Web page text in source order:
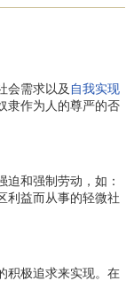
会需求以及 自我实现
隶作为人的尊严的否
和强制劳动，如：
利益而从事的轻微社
积极追求来实现。在